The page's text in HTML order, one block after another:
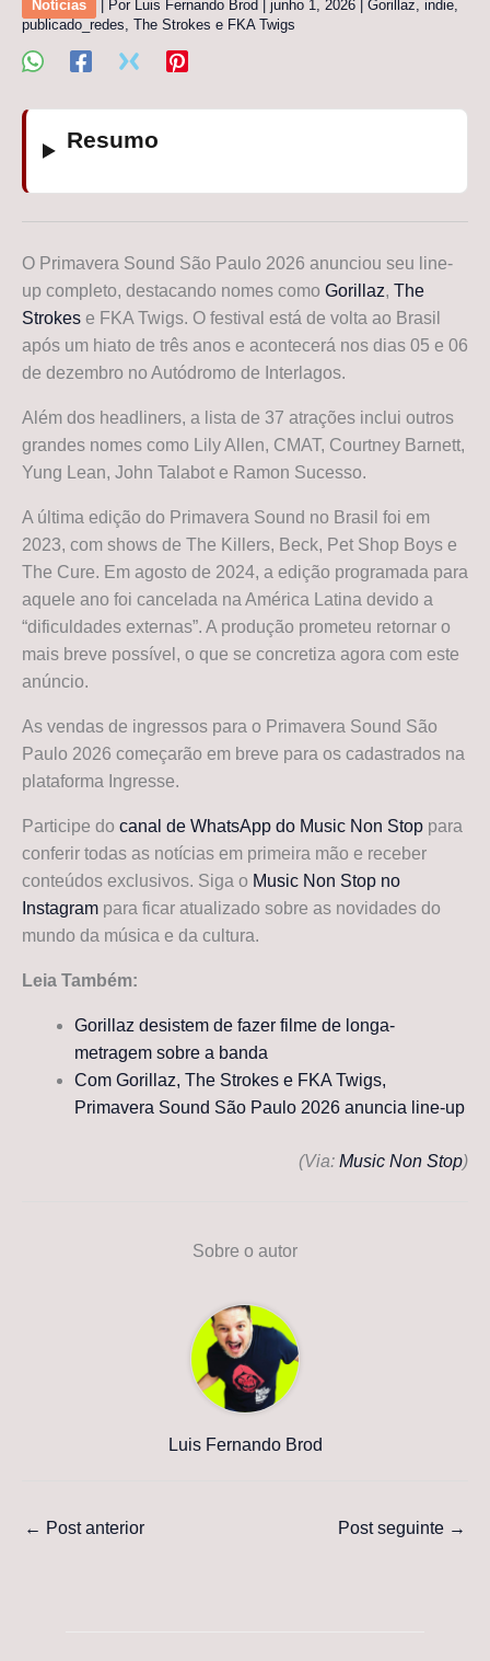
Notícias | Por Luis Fernando Brod junho 1, 2026 Gorillaz, indie,
publicado_redes, The Strokes e FKA Twigs
Resumo
O Primavera Sound São Paulo 2026 anunciou seu line-
up completo, destacando nomes como Gorillaz, The
Strokes e FKA Twigs. O festival está de volta ao Brasil
após um hiato de três anos e acontecerá nos dias 05 e 06
de dezembro no Autódromo de Interlagos.
Além dos headliners, a lista de 37 atrações inclui outros
grandes nomes como Lily Allen, CMAT, Courtney Barnett,
Yung Lean, John Talabot e Ramon Sucesso.
A última edição do Primavera Sound no Brasil foi em
2023, com shows de The Killers, Beck, Pet Shop Boys e
The Cure. Em agosto de 2024, a edição programada para
aquele ano foi cancelada na América Latina devido a
“dificuldades externas”. A produção prometeu retornar o
mais breve possível, o que se concretiza agora com este
anúncio.
As vendas de ingressos para o Primavera Sound São
Paulo 2026 começarão em breve para os cadastrados na
plataforma Ingresse.
Participe do canal de WhatsApp do Music Non Stop para
conferir todas as notícias em primeira mão e receber
conteúdos exclusivos. Siga o Music Non Stop no
Instagram para ficar atualizado sobre as novidades do
mundo da música e da cultura.
Leia Também:
Gorillaz desistem de fazer filme de longa-
metragem sobre a banda
Com Gorillaz, The Strokes e FKA Twigs,
Primavera Sound São Paulo 2026 anuncia line-up
(Via: Music Non Stop)
Sobre o autor
Luis Fernando Brod
← Post anterior Post seguinte →